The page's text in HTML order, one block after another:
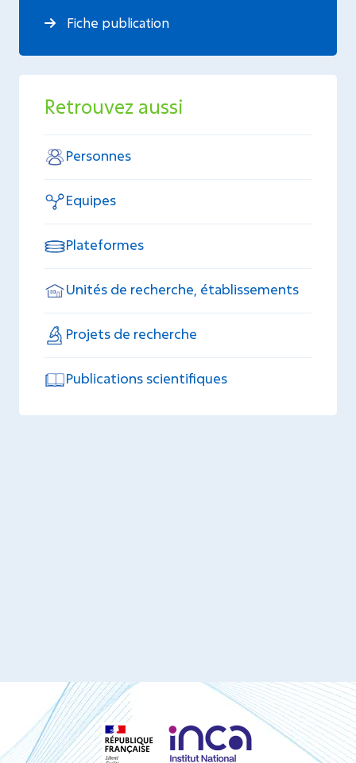
Fiche publication
Retrouvez aussi
Personnes
Equipes
Plateformes
Unités de recherche, établissements
Projets de recherche
Publications scientifiques